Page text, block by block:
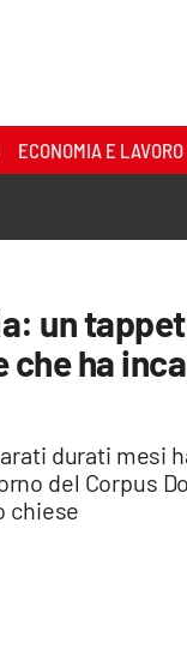
ECONOMIA E LAVORO
un
che ha
durati mesi
del Corpus
chiese